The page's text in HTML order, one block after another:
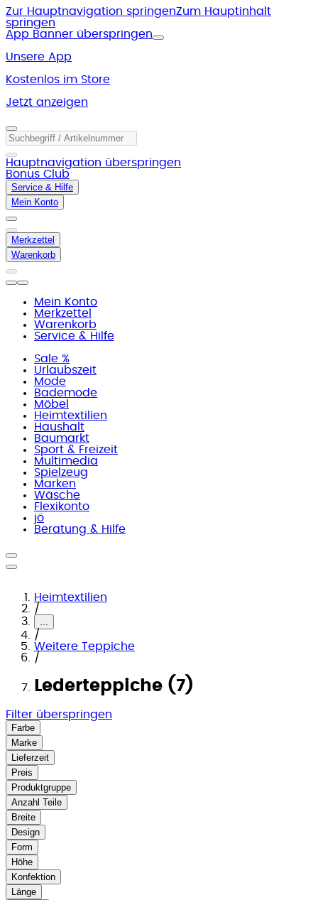
Zur Hauptnavigation springenZum Hauptinhalt
springen
App Banner überspringen
Unsere App
Kostenlos im Store
Jetzt anzeigen
Hauptnavigation überspringen
Bonus Club
Service & Hilfe
Mein Konto
Merkzettel
Warenkorb
Mein Konto
Merkzettel
Warenkorb
Service & Hilfe
Sale %
Urlaubszeit
Mode
Bademode
Möbel
Heimtextilien
Haushalt
Baumarkt
Sport & Freizeit
Multimedia
Spielzeug
Marken
Wäsche
Flexikonto
jö
Beratung & Hilfe
Heimtextilien
/
...
/
Weitere Teppiche
/
Lederteppiche (7)
Filter überspringen
Farbe
Marke
Lieferzeit
Preis
Produktgruppe
Anzahl Teile
Breite
Design
Form
Höhe
Konfektion
Länge